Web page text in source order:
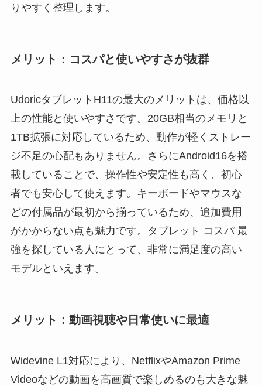
りやすく整理します。
メリット：コスパと使いやすさが抜群
UdoricタブレットH11の最大のメリットは、価格以
上の性能と使いやすさです。20GB相当のメモリと
1TB拡張に対応しているため、動作が軽くストレー
ジ不足の心配もありません。さらにAndroid16を搭
載していることで、操作性や安定性も高く、初心
者でも安心して使えます。キーボードやマウスな
どの付属品が最初から揃っているため、追加費用
がかからない点も魅力です。タブレット コスパ 最
強を探している人にとって、非常に満足度の高い
モデルといえます。
メリット：動画視聴や日常使いに最適
Widevine L1対応により、NetflixやAmazon Prime
Videoなどの動画を高画質で楽しめるのも大きな魅